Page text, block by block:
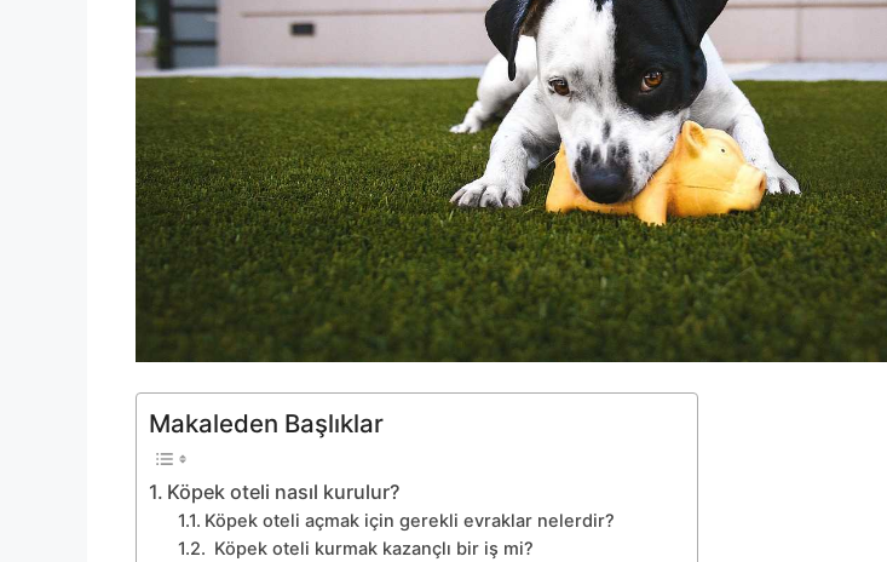
Makaleden Başlıklar
Köpek oteli nasıl kurulur?
Köpek oteli açmak için gerekli evraklar nelerdir?
Köpek oteli kurmak kazançlı bir iş mi?